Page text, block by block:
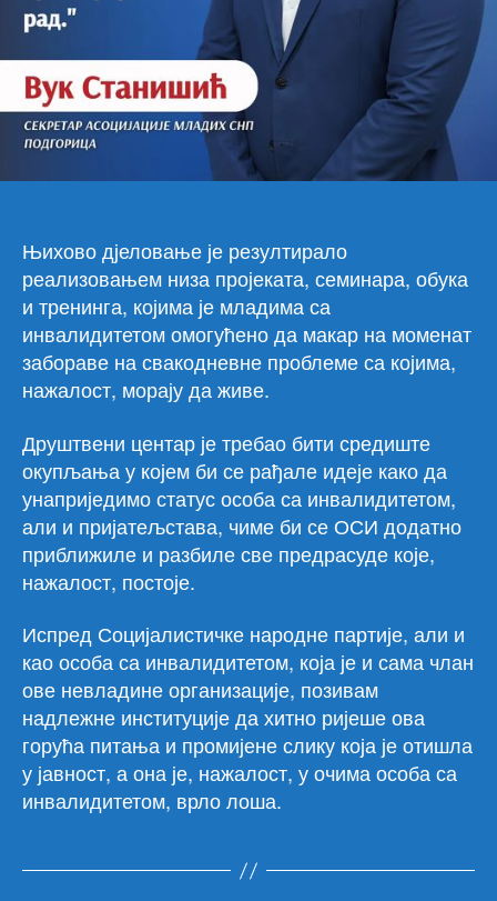
за
са
Њихово д‌јеловање је резултирало
реализовањем низа пројеката, семинара, обука
и тренинга, којима је младима са
инвалидитетом омогућено да макар на моменат
забораве на свакодневне проблеме са којима,
нажалост, морају да живе.
Друштвени центар је требао бити средиште
окупљања у којем би се рађале идеје како да
унаприједимо статус особа са инвалидитетом,
али и пријатељстава, чиме би се ОСИ додатно
приближиле и разбиле све предрасуде које,
нажалост, постоје.
Испред Социјалистичке народне партије, али и
као особа са инвалидитетом, која је и сама члан
ове невладине организације, позивам
надлежне институције да хитно ријеше ова
горућа питања и промијене слику која је отишла
у јавност, а она је, нажалост, у очима особа са
инвалидитетом, врло лоша.